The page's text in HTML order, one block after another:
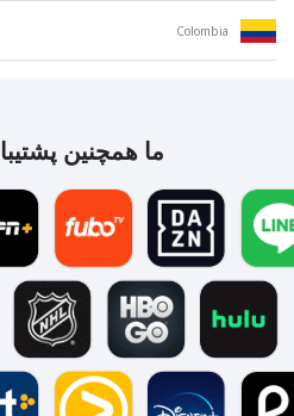
Colombia
ما همچنین